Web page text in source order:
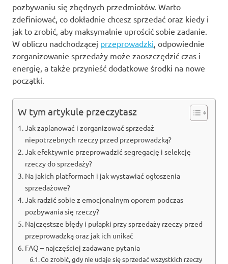
pozbywaniu się zbędnych przedmiotów. Warto
zdefiniować, co dokładnie chcesz sprzedać oraz kiedy i
jak to zrobić, aby maksymalnie uprościć sobie zadanie.
W obliczu nadchodzącej przeprowadzki , odpowiednie
zorganizowanie sprzedaży może zaoszczędzić czas i
energię, a także przynieść dodatkowe środki na nowe
początki.
W tym artykule przeczytasz
Jak zaplanować i zorganizować sprzedaż
niepotrzebnych rzeczy przed przeprowadzką?
Jak efektywnie przeprowadzić segregację i selekcję
rzeczy do sprzedaży?
Na jakich platformach i jak wystawiać ogłoszenia
sprzedażowe?
Jak radzić sobie z emocjonalnym oporem podczas
pozbywania się rzeczy?
Najczęstsze błędy i pułapki przy sprzedaży rzeczy przed
przeprowadzką oraz jak ich unikać
FAQ – najczęściej zadawane pytania
Co zrobić, gdy nie udaje się sprzedać wszystkich rzeczy